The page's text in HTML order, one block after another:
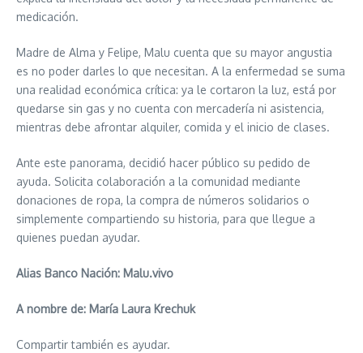
medicación.
Madre de Alma y Felipe, Malu cuenta que su mayor angustia
es no poder darles lo que necesitan. A la enfermedad se suma
una realidad económica crítica: ya le cortaron la luz, está por
quedarse sin gas y no cuenta con mercadería ni asistencia,
mientras debe afrontar alquiler, comida y el inicio de clases.
Ante este panorama, decidió hacer público su pedido de
ayuda. Solicita colaboración a la comunidad mediante
donaciones de ropa, la compra de números solidarios o
simplemente compartiendo su historia, para que llegue a
quienes puedan ayudar.
Alias Banco Nación: Malu.vivo
A nombre de: María Laura Krechuk
Compartir también es ayudar.